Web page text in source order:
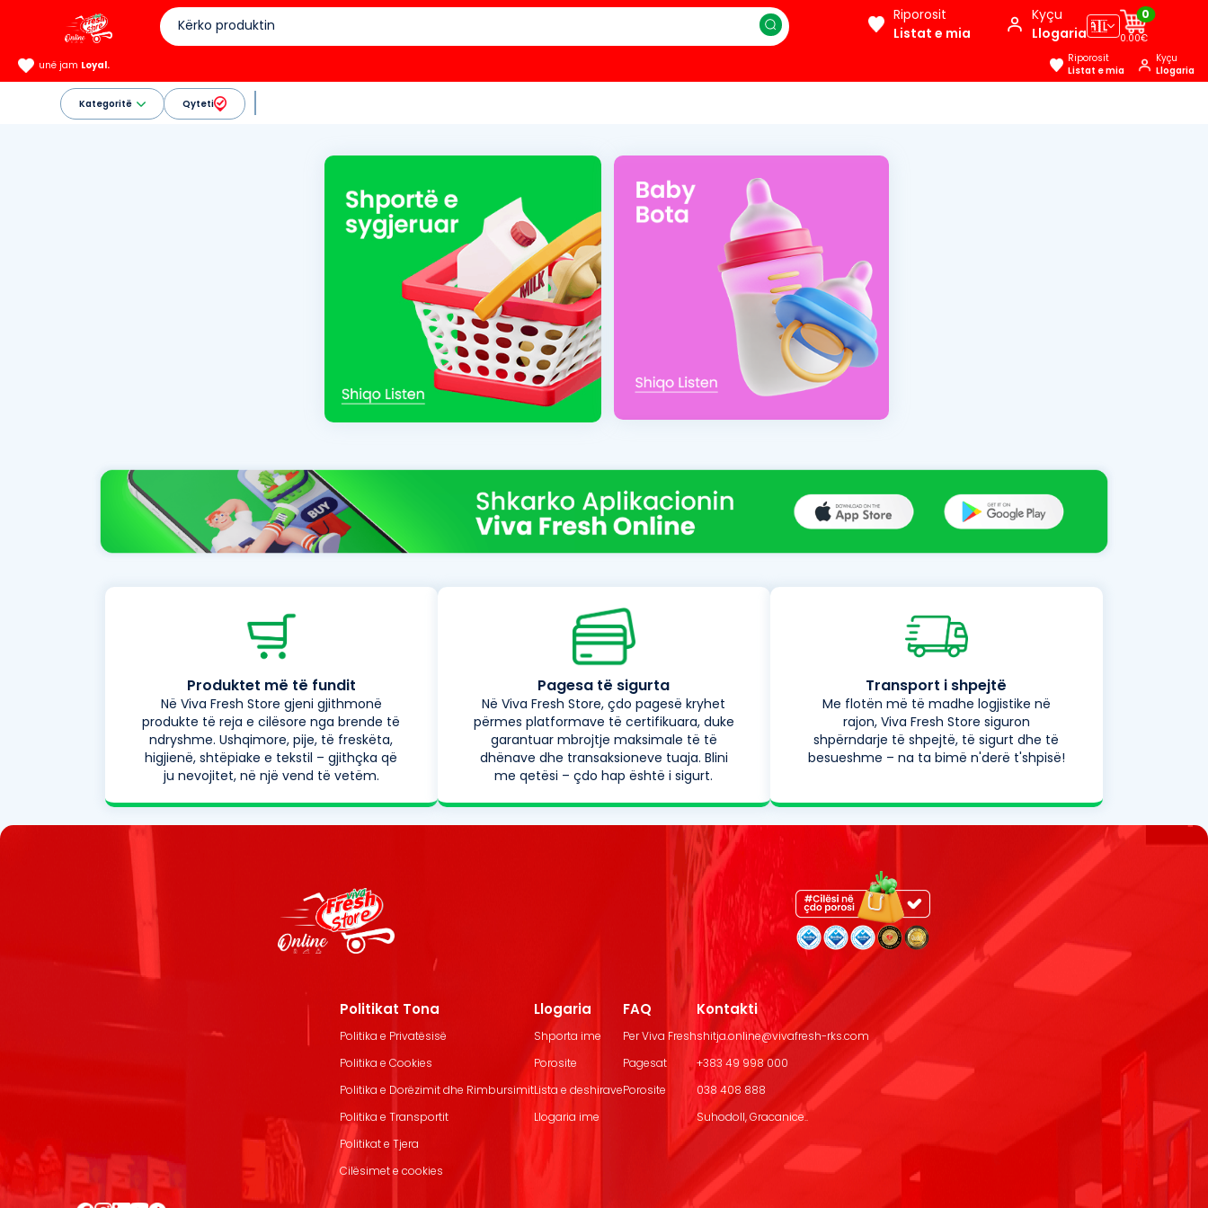
Riporosit
Listat e mia
Kyçu
Llogaria🇦🇱
0
0.00€
unë jam Loyal.
Riporosit
Listat e mia
Kyçu
Llogaria
Kategoritë Qyteti
Produktet më të fundit
Në Viva Fresh Store gjeni gjithmonë
produkte të reja e cilësore nga brende të
ndryshme. Ushqimore, pije, të freskëta,
higjienë, shtëpiake e tekstil – gjithçka që
ju nevojitet, në një vend të vetëm.
Pagesa të sigurta
Në Viva Fresh Store, çdo pagesë kryhet
përmes platformave të certifikuara, duke
garantuar mbrojtje maksimale të të
dhënave dhe transaksioneve tuaja. Blini
me qetësi – çdo hap është i sigurt.
Transport i shpejtë
Me flotën më të madhe logjistike në
rajon, Viva Fresh Store siguron
shpërndarje të shpejtë, të sigurt dhe të
besueshme – na ta bimë n'derë t'shpisë!
Politikat Tona
Politika e Privatësisë
Politika e Cookies
Politika e Dorëzimit dhe Rimbursimit
Politika e Transportit
Politikat e Tjera
Cilësimet e cookies
Llogaria
Shporta ime
Porosite
Lista e deshirave
Llogaria ime
FAQ
Per Viva Fresh
Pagesat
Porosite
Kontakti
shitja.online@vivafresh-rks.com
+383 49 998 000
038 408 888
Suhodoll, Gracanice..